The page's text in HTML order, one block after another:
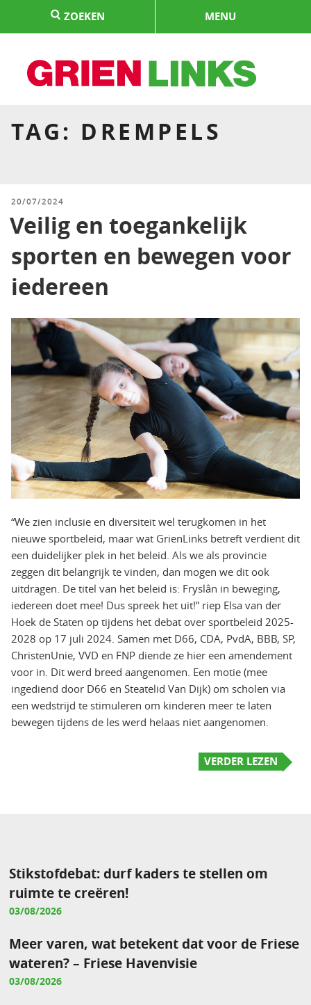
springen
ZOEKEN MENU
TAG: DREMPELS
GEPLAATST
20/07/2024
Veilig en toegankelijk
sporten en bewegen voor
iedereen
“We zien inclusie en diversiteit wel terugkomen in het
nieuwe sportbeleid, maar wat GrienLinks betreft verdient dit
een duidelijker plek in het beleid. Als we als provincie
zeggen dit belangrijk te vinden, dan mogen we dit ook
uitdragen. De titel van het beleid is: Fryslân in beweging,
iedereen doet mee! Dus spreek het uit!” riep Elsa van der
Hoek de Staten op tijdens het debat over sportbeleid 2025-
2028 op 17 juli 2024. Samen met D66, CDA, PvdA, BBB, SP,
ChristenUnie, VVD en FNP diende ze hier een amendement
voor in. Dit werd breed aangenomen. Een motie (mee
ingediend door D66 en Steatelid Van Dijk) om scholen via
een wedstrijd te stimuleren om kinderen meer te laten
bewegen tijdens de les werd helaas niet aangenomen.
VERDER LEZEN
Stikstofdebat: durf kaders te stellen om
ruimte te creëren!
03/08/2026
Meer varen, wat betekent dat voor de Friese
wateren? – Friese Havenvisie
03/08/2026